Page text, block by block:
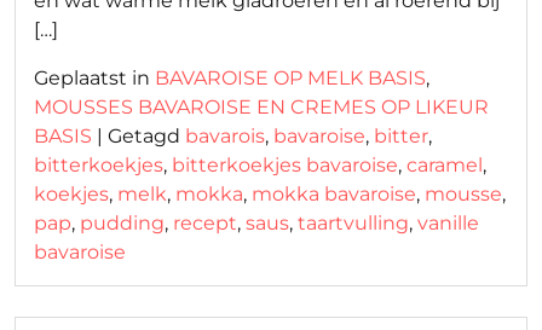
[…]
Geplaatst in BAVAROISE OP MELK BASIS,
MOUSSES BAVAROISE EN CREMES OP LIKEUR
BASIS | Getagd bavarois, bavaroise, bitter,
bitterkoekjes, bitterkoekjes bavaroise, caramel,
koekjes, melk, mokka, mokka bavaroise, mousse,
pap, pudding, recept, saus, taartvulling, vanille
bavaroise